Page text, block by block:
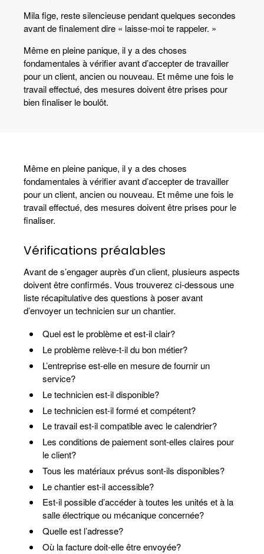
Mila fige, reste silencieuse pendant quelques secondes
avant de finalement dire « laisse-moi te rappeler. »
Même en pleine panique, il y a des choses
fondamentales à vérifier avant d’accepter de travailler
pour un client, ancien ou nouveau. Et même une fois le
travail effectué, des mesures doivent être prises pour
bien finaliser le boulôt.
Même en pleine panique, il y a des choses
fondamentales à vérifier avant d’accepter de travailler
pour un client, ancien ou nouveau. Et même une fois le
travail effectué, des mesures doivent être prises pour le
finaliser.
Vérifications préalables
Avant de s’engager auprès d’un client, plusieurs aspects
doivent être confirmés. Vous trouverez ci-dessous une
liste récapitulative des questions à poser avant
d’envoyer un technicien sur un chantier.
Quel est le problème et est-il clair?
Le problème relève-t-il du bon métier?
L’entreprise est-elle en mesure de fournir un
service?
Le technicien est-il disponible?
Le technicien est-il formé et compétent?
Le travail est-il compatible avec le calendrier?
Les conditions de paiement sont-elles claires pour
le client?
Tous les matériaux prévus sont-ils disponibles?
Le chantier est-il accessible?
Est-il possible d’accéder à toutes les unités et à la
salle électrique ou mécanique concernée?
Quelle est l’adresse?
Où la facture doit-elle être envoyée?